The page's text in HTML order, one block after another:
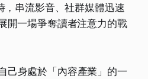
串流影音、社群媒體迅速
開一場爭奪讀者注意力的戰
己身處於「內容產業」的一